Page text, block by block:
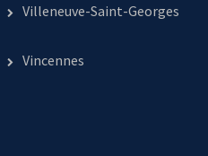
Villeneuve-Saint-Georges
Vincennes